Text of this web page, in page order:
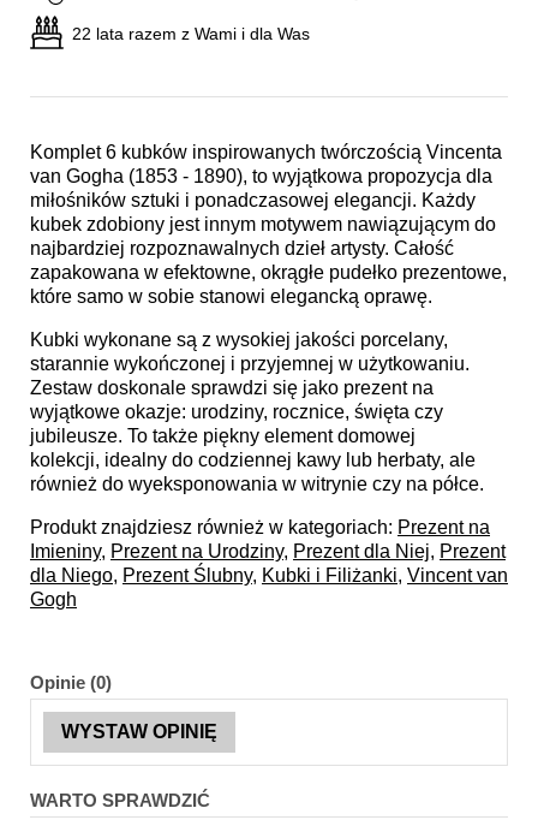
Komplet 6 kubków inspirowanych twórczością Vincenta
van Gogha (1853 - 1890), to wyjątkowa propozycja dla
miłośników sztuki i ponadczasowej elegancji. Każdy
kubek zdobiony jest innym motywem nawiązującym do
najbardziej rozpoznawalnych dzieł artysty. Całość
zapakowana w efektowne, okrągłe pudełko prezentowe,
które samo w sobie stanowi elegancką oprawę.
Kubki wykonane są z wysokiej jakości porcelany,
starannie wykończonej i przyjemnej w użytkowaniu.
Zestaw doskonale sprawdzi się jako prezent na
wyjątkowe okazje: urodziny, rocznice, święta czy
jubileusze. To także piękny element domowej
kolekcji, idealny do codziennej kawy lub herbaty, ale
również do wyeksponowania w witrynie czy na półce.
Produkt znajdziesz również w kategoriach: Prezent na
Imieniny, Prezent na Urodziny, Prezent dla Niej, Prezent
dla Niego, Prezent Ślubny, Kubki i Filiżanki, Vincent van
Gogh
22 lata razem z Wami i dla Was
Opinie (0)
WYSTAW OPINIĘ
WARTO SPRAWDZIĆ